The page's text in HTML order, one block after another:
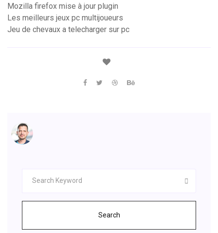
Mozilla firefox mise à jour plugin
Les meilleurs jeux pc multijoueurs
Jeu de chevaux a telecharger sur pc
Search